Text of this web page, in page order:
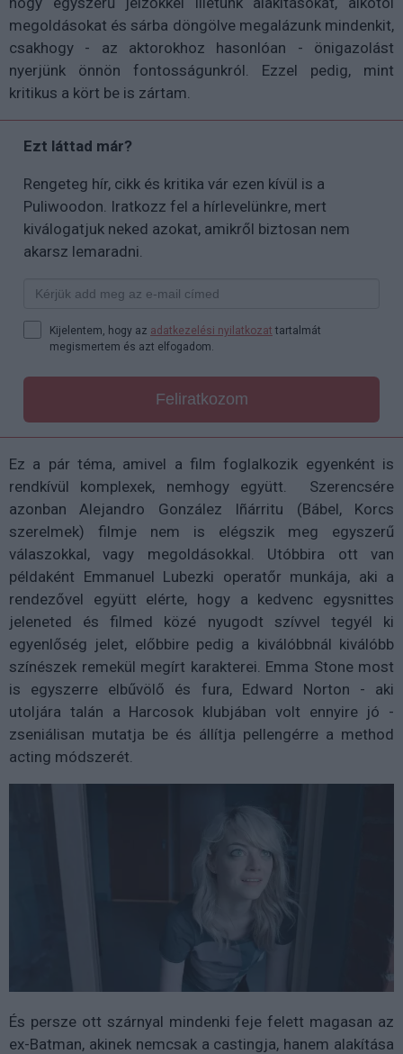
megoldásokat és sárba döngölve megalázunk mindenkit,
csakhogy - az aktorokhoz hasonlóan - önigazolást
nyerjünk önnön fontosságunkról. Ezzel pedig, mint
kritikus a kört be is zártam.
Ezt láttad már?
Rengeteg hír, cikk és kritika vár ezen kívül is a
Puliwoodon. Iratkozz fel a hírlevelünkre, mert
kiválogatjuk neked azokat, amikről biztosan nem
akarsz lemaradni.
Kijelentem, hogy az adatkezelési nyilatkozat tartalmát
megismertem és azt elfogadom.
Feliratkozom
Ez a pár téma, amivel a film foglalkozik egyenként is
rendkívül komplexek, nemhogy együtt. Szerencsére
azonban Alejandro González Iñárritu (Bábel, Korcs
szerelmek) filmje nem is elégszik meg egyszerű
válaszokkal, vagy megoldásokkal. Utóbbira ott van
példaként Emmanuel Lubezki operatőr munkája, aki a
rendezővel együtt elérte, hogy a kedvenc egysnittes
jeleneted és filmed közé nyugodt szívvel tegyél ki
egyenlőség jelet, előbbire pedig a kiválóbbnál kiválóbb
színészek remekül megírt karakterei. Emma Stone most
is egyszerre elbűvölő és fura, Edward Norton - aki
utoljára talán a Harcosok klubjában volt ennyire jó -
zseniálisan mutatja be és állítja pellengérre a method
acting módszerét.
És persze ott szárnyal mindenki feje felett magasan az
ex-Batman, akinek nemcsak a castingja, hanem alakítása